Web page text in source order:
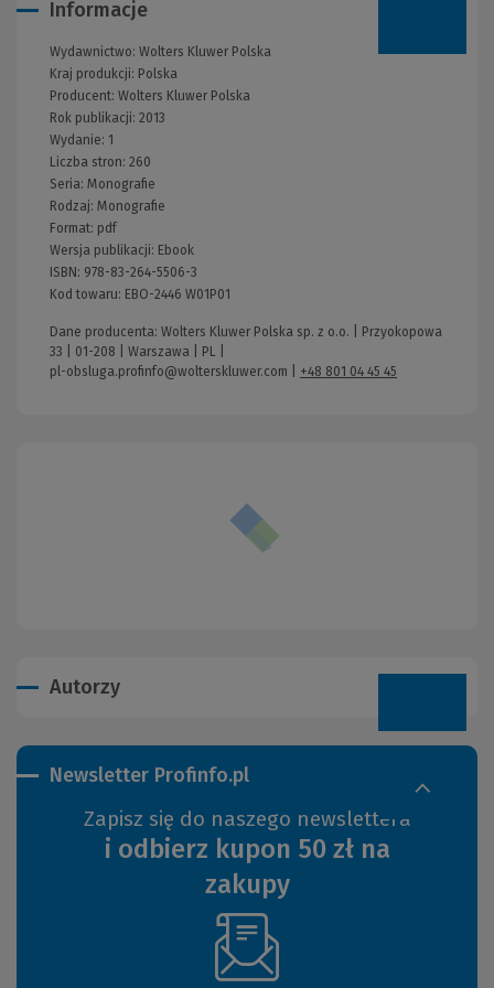
Informacje
Wydawnictwo: Wolters Kluwer Polska
Kraj produkcji: Polska
Producent: Wolters Kluwer Polska
Rok publikacji: 2013
Wydanie: 1
Liczba stron: 260
Seria: Monografie
Rodzaj: Monografie
Format: pdf
Wersja publikacji: Ebook
ISBN: 978-83-264-5506-3
Kod towaru: EBO-2446 W01P01
Dane producenta: Wolters Kluwer Polska sp. z o.o. | Przyokopowa
33 | 01-208 | Warszawa | PL |
pl-obsluga.profinfo@wolterskluwer.com
+48 801 04 45 45
Autorzy
Newsletter Profinfo.pl
Zapisz się do naszego newslettera
i odbierz kupon 50 zł na
zakupy
(Nowe
okno)